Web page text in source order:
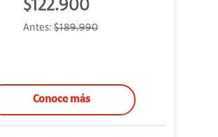
$122.900
Antes: $189.990
Conoce más